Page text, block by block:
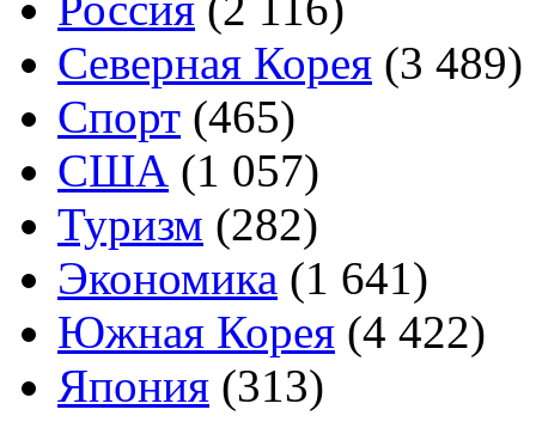
Северная Корея (3 489)
Спорт (465)
США (1 057)
Туризм (282)
Экономика (1 641)
Южная Корея (4 422)
Япония (313)